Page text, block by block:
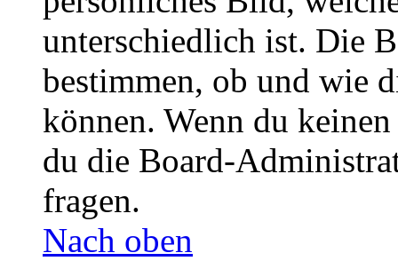
unterschiedlich ist. Die
bestimmen, ob und wie
können. Wenn du
du die Board-
fragen.
Nach oben